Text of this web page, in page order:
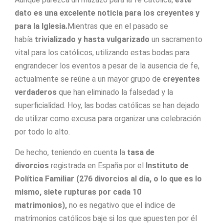
dato es una excelente noticia para los creyentes y
para la Iglesia.Mientras que en el pasado se
había trivializado y hasta vulgarizado un sacramento
vital para los católicos, utilizando estas bodas para
engrandecer los eventos a pesar de la ausencia de fe,
actualmente se reúne a un mayor grupo de creyentes
verdaderos que han eliminado la falsedad y la
superficialidad. Hoy, las bodas católicas se han dejado
de utilizar como excusa para organizar una celebración
por todo lo alto.
De hecho, teniendo en cuenta la tasa de
divorcios registrada en España por el Instituto de
Política Familiar (276 divorcios al día, o lo que es lo
mismo, siete rupturas por cada 10
matrimonios), no es negativo que el índice de
matrimonios católicos baje si los que apuesten por él